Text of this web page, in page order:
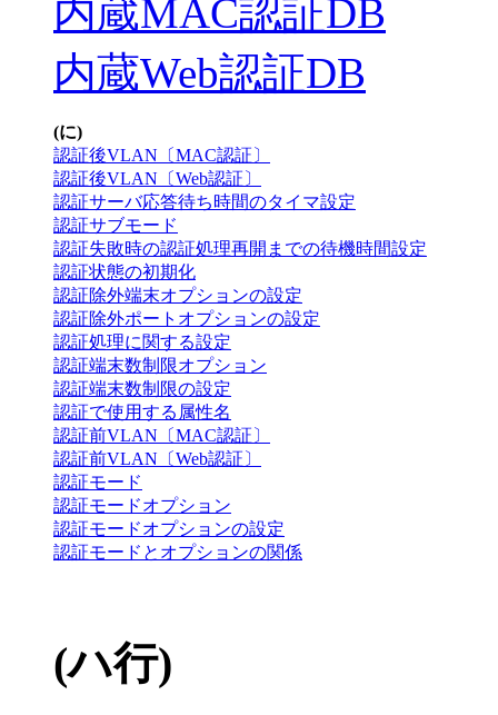
内蔵MAC認証DB
内蔵Web認証DB
(に)
認証後VLAN〔MAC認証〕
認証後VLAN〔Web認証〕
認証サーバ応答待ち時間のタイマ設定
認証サブモード
認証失敗時の認証処理再開までの待機時間設定
認証状態の初期化
認証除外端末オプションの設定
認証除外ポートオプションの設定
認証処理に関する設定
認証端末数制限オプション
認証端末数制限の設定
認証で使用する属性名
認証前VLAN〔MAC認証〕
認証前VLAN〔Web認証〕
認証モード
認証モードオプション
認証モードオプションの設定
認証モードとオプションの関係
(ハ行)